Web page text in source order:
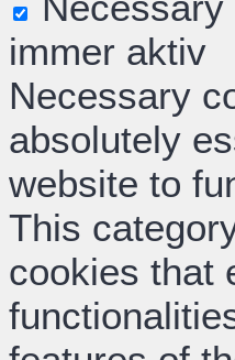
immer aktiv
Necessary
absolutely
website to
This
cookies that